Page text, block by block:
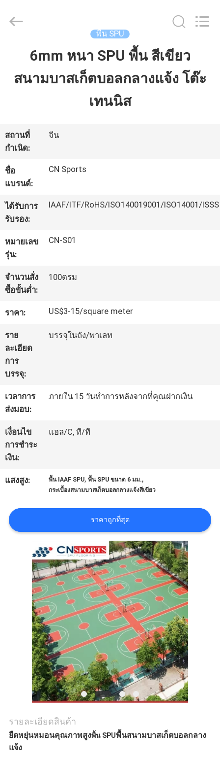
เกี่ยว
กับ
เรา
ทัวร์
โรงงาน
ควบคุม
คุณภาพ
ติดต่อ
เรา
ขอ
ใบ
เสนอ
ราคา
เว็บไซต์
PRIVACY
POLICY
Materials
พื้น SPU
6mm หนา SPU พื้น สีเขียว
สนามบาสเก็ตบอลกลางแจ้ง โต๊ะ
เทนนิส
สถานที่
กำเนิด:
จีน
ชื่อ
แบรนด์:
CN Sports
ได้รับการ
รับรอง:
IAAF/ITF/RoHS/ISO140019001/ISO14001/ISSS
หมายเลข
รุ่น:
CN-S01
จำนวนสั่ง
ซื้อขั้นต่ำ:
100ตรม
ราคา: US$3-15/square meter
ราย
ละเอียด
การ
บรรจุ:
บรรจุในถัง/พาเลท
เวลาการ
ส่งมอบ:
ภายใน 15 วันทำการหลังจากที่คุณฝากเงิน
เงื่อนไข
การชำระ
เงิน:
แอล/C, ที/ที
แสงสูง: พื้น IAAF SPU,พื้น SPU ขนาด 6 มม.,
กระเบื้องสนามบาสเก็ตบอลกลางแจ้งสีเขียว
ราคาถูกที่สุด
รายละเอียดสินค้า
ยืดหยุ่นหมอนคุณภาพสูงพื้น SPUพื้นสนามบาสเก็ตบอลกลาง
แจ้ง